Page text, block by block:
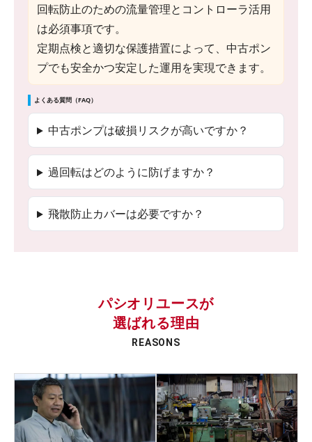
回転防止のための流量管理とコントローラ活用
は必須事項です。
定期点検と適切な保護措置によって、中古ポン
プでも安全かつ安定した運用を実現できます。
よくある質問（FAQ）
中古ポンプは破損リスクが高いですか？
過回転はどのように防げますか？
飛散防止カバーは必要ですか？
パシオリユースが
選ばれる理由
REASONS